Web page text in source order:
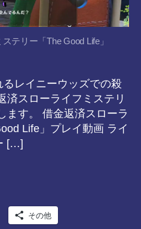
テリー「The Good Life」
レイニーウッズでの殺
済スローライフミステリ
ます。 借金返済スローラ
Life」プレイ動画 ライ
[…]
その他